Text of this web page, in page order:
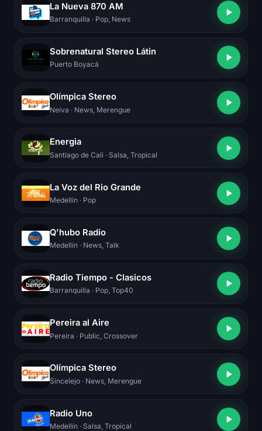
La Nueva 870 AM
Barranquilla · Pop, News
Sobrenatural Stereo Látin
Puerto Boyacá
Olímpica Stereo
Neiva · News, Merengue
Energia
Santiago de Cali · Salsa, Tropical
La Voz del Rio Grande
Medellín · Pop
Q'hubo Radio
Medellín · News, Talk
Radio Tiempo - Clasicos
Barranquilla · Pop, Top40
Pereira al Aire
Pereira · Public, Crossover
Olímpica Stereo
Sincelejo · News, Merengue
Radio Uno
Medellín · Salsa, Tropical